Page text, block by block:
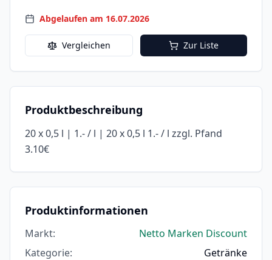
Abgelaufen am 16.07.2026
Vergleichen Zur Liste
Produktbeschreibung
20 x 0,5 l | 1.- / l | 20 x 0,5 l 1.- / l zzgl. Pfand
3.10€
Produktinformationen
Markt:
Netto Marken Discount
Kategorie: Getränke